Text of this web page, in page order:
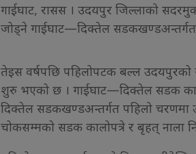
गाईघाट, रासस । उदयपुर जिल्लाको
जोड्ने गाईघाट—दिक्तेल
तेइस वर्षपछि पहिलोपटक बल्ल उदयपुरको
शुरु भएको छ । गाईघाट—दिक्तेल सडक
दिक्तेल सडकखण्डअन्तर्गत पहिलो चरणमा
चोकसम्मको सडक कालोपत्रे र बृहत् नाला